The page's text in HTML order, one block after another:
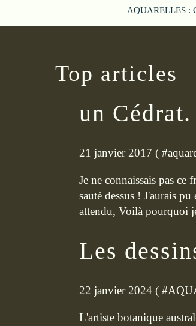
AQUARELLES :
Top articles
un Cédrat.
21 janvier 2017 ( #
Je ne connaissais pas
sauté dessus ! J'aurais
attendu, Voilà pourquoi
Les
22 janvier 2024 ( #
L'artiste botanique